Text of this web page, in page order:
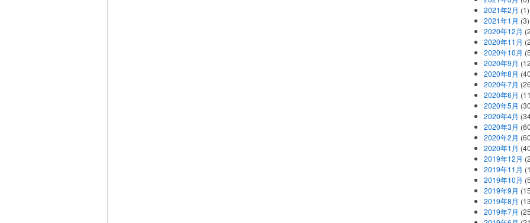
2021年2月 (1)
2021年1月 (3)
2020年12月
2020年11月
2020年10月
2020年9月
2020年8月
2020年7月
2020年6月
2020年5月
2020年4月
2020年3月
2020年2月
2020年1月
2019年12月
2019年11月
2019年10月
2019年9月
2019年8月
2019年7月